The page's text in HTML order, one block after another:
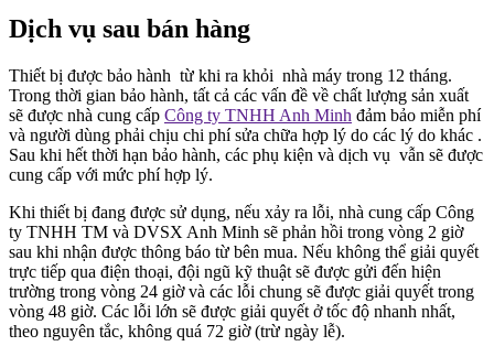
Dịch vụ sau bán hàng
Thiết bị được bảo hành từ khi ra khỏi nhà máy trong 12 tháng.
Trong thời gian bảo hành, tất cả các vấn đề về chất lượng sản xuất
sẽ được nhà cung cấp Công ty TNHH Anh Minh đảm bảo miễn phí
và người dùng phải chịu chi phí sửa chữa hợp lý do các lý do khác .
Sau khi hết thời hạn bảo hành, các phụ kiện và dịch vụ vẫn sẽ được
cung cấp với mức phí hợp lý.
Khi thiết bị đang được sử dụng, nếu xảy ra lỗi, nhà cung cấp Công
ty TNHH TM và DVSX Anh Minh sẽ phản hồi trong vòng 2 giờ
sau khi nhận được thông báo từ bên mua. Nếu không thể giải quyết
trực tiếp qua điện thoại, đội ngũ kỹ thuật sẽ được gửi đến hiện
trường trong vòng 24 giờ và các lỗi chung sẽ được giải quyết trong
vòng 48 giờ. Các lỗi lớn sẽ được giải quyết ở tốc độ nhanh nhất,
theo nguyên tắc, không quá 72 giờ (trừ ngày lễ).